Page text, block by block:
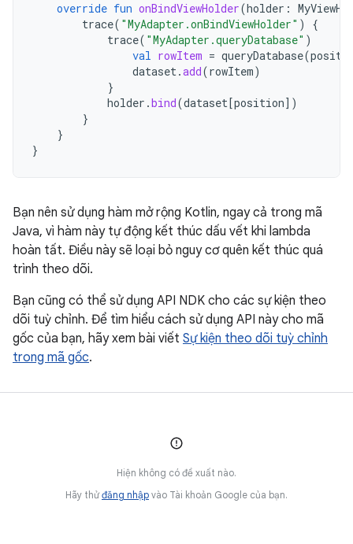
override fun onBindViewHolder(holder :
trace( "MyAdapter.onBindViewHolder" )
{
trace( "MyAdapter.queryDatabase" )
val rowItem = queryDatabase(
dataset.add(rowItem)
}
holder .bind(dataset[position] )
}
}
}
Bạn nên sử dụng hàm mở rộng Kotlin, ngay cả trong mã
Java, vì hàm này tự động kết thúc dấu vết khi lambda
hoàn tất. Điều này sẽ loại bỏ nguy cơ quên kết thúc quá
trình theo dõi.
Bạn cũng có thể sử dụng API NDK cho các sự kiện theo
dõi tuỳ chỉnh. Để tìm hiểu cách sử dụng API này cho mã
gốc của bạn, hãy xem bài viết Sự kiện theo dõi tuỳ chỉnh
trong mã gốc.
Hiện không có đề xuất nào.
Hãy thửđăng nhập vào Tài khoản Google của bạn.